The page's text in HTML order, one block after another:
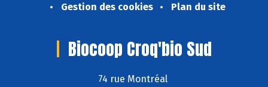
Gestion des cookies
Plan du site
Biocoop Croq'bio Sud
74 rue Montréal